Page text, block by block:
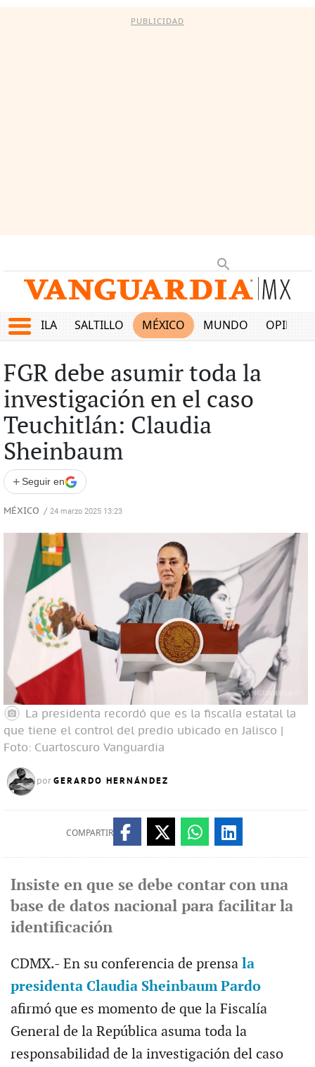
PUBLICIDAD
COAHUILA SALTILLO MÉXICO MUNDO OPINIÓN
FGR debe asumir toda la
investigación en el caso
Teuchitlán: Claudia
Sheinbaum
+ Seguir en
MÉXICO / 24 marzo 2025 13:23
La presidenta recordó que es la fiscalía estatal la
que tiene el control del predio ubicado en Jalisco |
Foto: Cuartoscuro Vanguardia
por GERARDO HERNÁNDEZ
COMPARTIR
Insiste en que se debe contar con una
base de datos nacional para facilitar la
identificación
CDMX.- En su conferencia de prensala
presidenta Claudia Sheinbaum Pardo
afirmó que es momento de que la Fiscalía
General de la República asuma toda la
responsabilidad de la investigación del caso